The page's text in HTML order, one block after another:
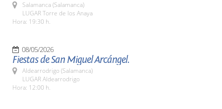
Salamanca (Salamanca)
LUGAR Torre de los Anaya
Hora: 19:30 h.
08/05/2026
Fiestas de San Miguel Arcángel.
Aldearrodrigo (Salamanca)
LUGAR Aldearrodrigo
Hora: 12:00 h.